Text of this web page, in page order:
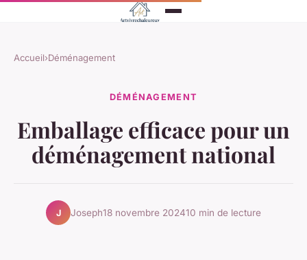
Accueil›Déménagement
DÉMÉNAGEMENT
Emballage efficace pour un
déménagement national
J Joseph18 novembre 202410 min de lecture